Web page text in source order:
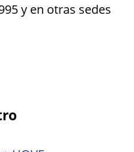
y en otras sedes